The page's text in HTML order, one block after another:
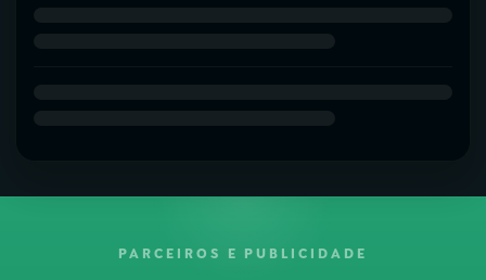
PARCEIROS E PUBLICIDADE